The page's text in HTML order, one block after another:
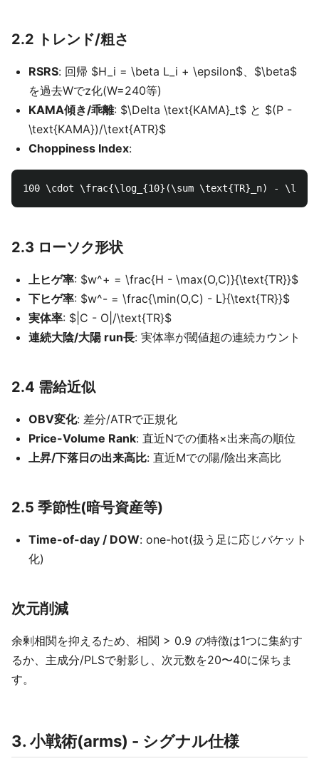
2.2 トレンド/粗さ
RSRS: 回帰 $H_i = \beta L_i + \epsilon$、$\beta$
を過去Wでz化(W=240等)
KAMA傾き/乖離: $\Delta \text{KAMA}_t$ と $(P -
\text{KAMA})/\text{ATR}$
Choppiness Index:
2.3 ローソク形状
上ヒゲ率: $w^+ = \frac{H - \max(O,C)}{\text{TR}}$
下ヒゲ率: $w^- = \frac{\min(O,C) - L}{\text{TR}}$
実体率: $|C - O|/\text{TR}$
連続大陰/大陽 run長: 実体率が閾値超の連続カウント
2.4 需給近似
OBV変化: 差分/ATRで正規化
Price-Volume Rank: 直近Nでの価格×出来高の順位
上昇/下落日の出来高比: 直近Mでの陽/陰出来高比
2.5 季節性(暗号資産等)
Time-of-day / DOW: one-hot(扱う足に応じバケット
化)
次元削減
余剰相関を抑えるため、相関 > 0.9 の特徴は1つに集約す
るか、主成分/PLSで射影し、次元数を20〜40に保ちま
す。
3. 小戦術(arms) - シグナル仕様